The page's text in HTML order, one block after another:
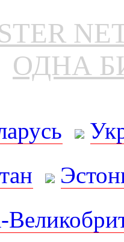
ОДНА